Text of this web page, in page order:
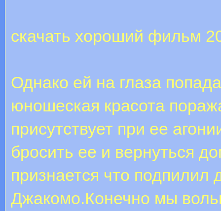
скачать хороший фильм
Однако ей на глаза
юношеская красота
присутствует при ее
бросить ее и вернуться
признается что подпилил
Джакомо.Конечно мы